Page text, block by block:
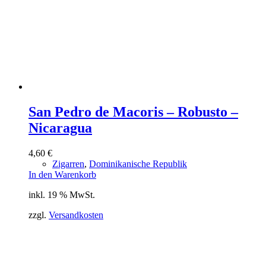
San Pedro de Macoris – Robusto –
Nicaragua
4,60 €
Zigarren, Dominikanische Republik
In den Warenkorb
inkl. 19 % MwSt.
zzgl. Versandkosten